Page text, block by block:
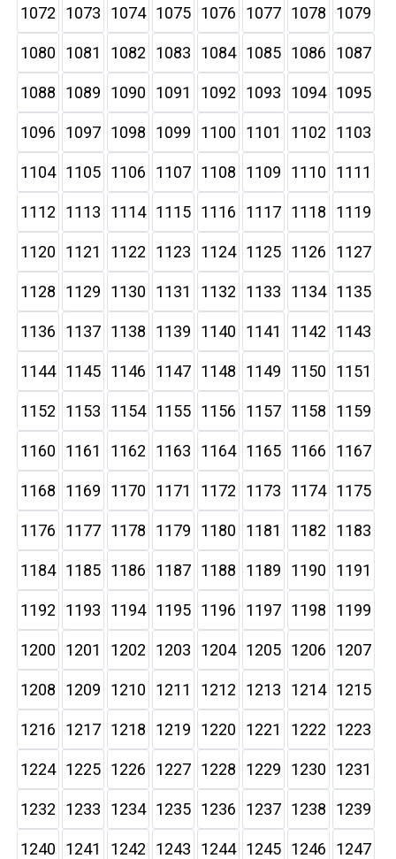
1072 1073 1074 1075 1076 1077 1078 1079
1080 1081 1082 1083 1084 1085 1086 1087
1088 1089 1090 1091 1092 1093 1094 1095
1096 1097 1098 1099 1100 1101 1102 1103
1104 1105 1106 1107 1108 1109 1110 1111
1112 1113 1114 1115 1116 1117 1118 1119
1120 1121 1122 1123 1124 1125 1126 1127
1128 1129 1130 1131 1132 1133 1134 1135
1136 1137 1138 1139 1140 1141 1142 1143
1144 1145 1146 1147 1148 1149 1150 1151
1152 1153 1154 1155 1156 1157 1158 1159
1160 1161 1162 1163 1164 1165 1166 1167
1168 1169 1170 1171 1172 1173 1174 1175
1176 1177 1178 1179 1180 1181 1182 1183
1184 1185 1186 1187 1188 1189 1190 1191
1192 1193 1194 1195 1196 1197 1198 1199
1200 1201 1202 1203 1204 1205 1206 1207
1208 1209 1210 1211 1212 1213 1214 1215
1216 1217 1218 1219 1220 1221 1222 1223
1224 1225 1226 1227 1228 1229 1230 1231
1232 1233 1234 1235 1236 1237 1238 1239
1240 1241 1242 1243 1244 1245 1246 1247